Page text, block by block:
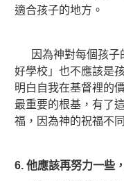
適合孩子的地方。
因為神對每個孩子
好學校」也不應該是
明白自我在基督裡的
最重要的根基，有了
福，因為神的祝福不
6. 他應該再努力一些